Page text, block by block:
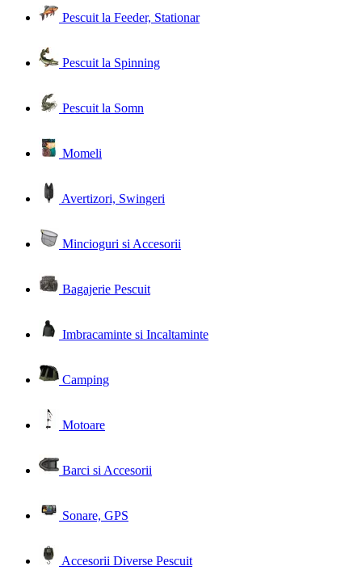
Pescuit la Feeder, Stationar
Pescuit la Spinning
Pescuit la Somn
Momeli
Avertizori, Swingeri
Mincioguri si Accesorii
Bagajerie Pescuit
Imbracaminte si Incaltaminte
Camping
Motoare
Barci si Accesorii
Sonare, GPS
Accesorii Diverse Pescuit